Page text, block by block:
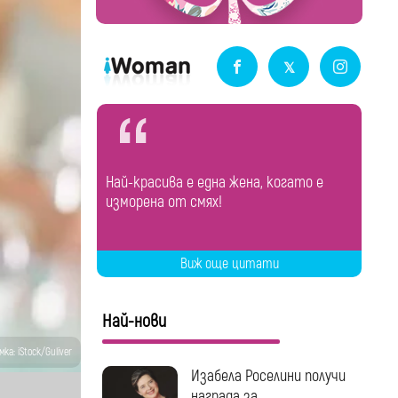
iStock/Guliver
Най-красива е една жена, когато е
изморена от смях!
Виж още цитати
Най-нови
Изабела Роселини получи